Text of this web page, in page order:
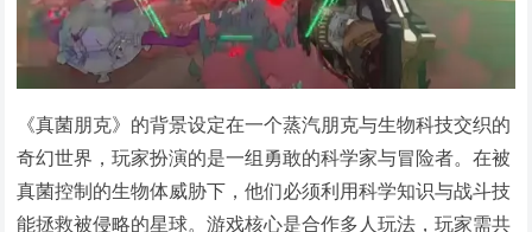
《真菌朋克》的背景设定在一个蒸汽朋克与生物科技交织的
奇幻世界，玩家扮演的是一组勇敢的科学家与冒险者。在被
真菌控制的生物体威胁下，他们必须利用科学知识与战斗技
能拯救被侵略的星球。游戏核心是合作多人玩法，玩家需共